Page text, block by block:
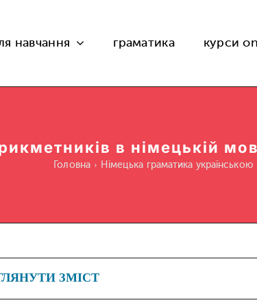
навчання граматика курси
в німецькій
Головна Німецька граматика українською
ЗМІСТ